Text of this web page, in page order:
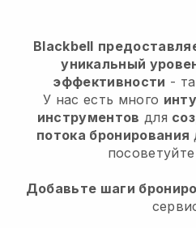
Blackbell
уникальный
эффективности -
У нас есть много
инструментов для
потока бронирования
Добавьте шаги